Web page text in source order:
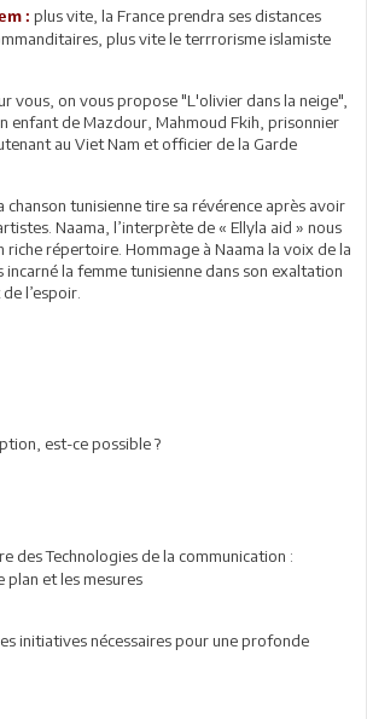
: plus vite, la France prendra ses distances
plus vite le terrrorisme islamiste
vous, on vous propose "L'olivier dans la neige",
enfant de Mazdour, Mahmoud Fkih, prisonnier
au Viet Nam et officier de la Garde
chanson tunisienne tire sa révérence après avoir
Naama, l’interprète de « Ellyla aid » nous
riche répertoire. Hommage à Naama la voix de la
incarné la femme tunisienne dans son exaltation
l’espoir.
est-ce possible ?
des Technologies de la communication :
et les mesures
initiatives nécessaires pour une profonde